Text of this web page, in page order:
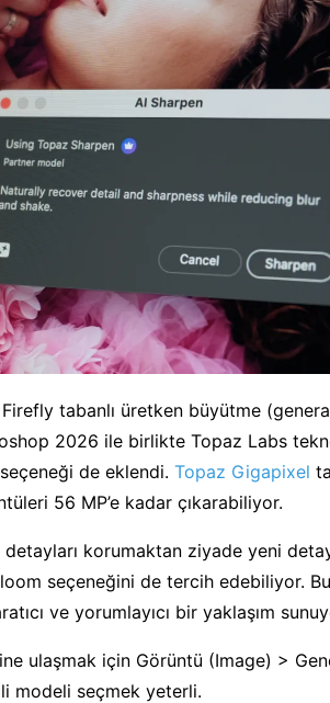
Firefly tabanlı üretken büyütme
2026 ile birlikte Topaz Labs
de eklendi. Topaz Gigapixel
56 MP’e kadar çıkarabiliyor.
detayları korumaktan ziyade yeni
seçeneğini de tercih edebiliyor.
ve yorumlayıcı bir yaklaşım
ulaşmak için Görüntü (Image) >
modeli seçmek yeterli.